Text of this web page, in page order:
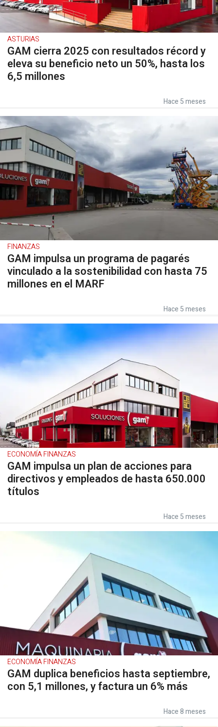
ASTURIAS
GAM cierra 2025 con resultados récord y
eleva su beneficio neto un 50%, hasta los
6,5 millones
Hace 5 meses
FINANZAS
GAM impulsa un programa de pagarés
vinculado a la sostenibilidad con hasta 75
millones en el MARF
Hace 5 meses
ECONOMÍA FINANZAS
GAM impulsa un plan de acciones para
directivos y empleados de hasta 650.000
títulos
Hace 5 meses
ECONOMÍA FINANZAS
GAM duplica beneficios hasta septiembre,
con 5,1 millones, y factura un 6% más
Hace 8 meses